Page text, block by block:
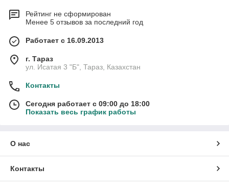
Рейтинг не сформирован
Менее 5 отзывов за последний год
Работает с 16.09.2013
г. Тараз
ул. Исатая 3 "Б", Тараз, Казахстан
Контакты
Сегодня работает с 09:00 до 18:00
Показать весь график работы
О нас
Контакты